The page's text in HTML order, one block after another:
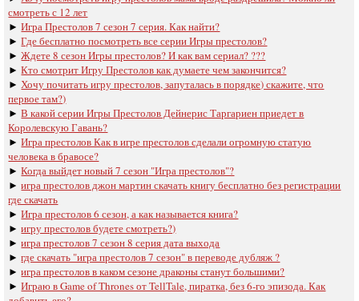
смотреть с 12 лет
►Игра Престолов 7 сезон 7 серия. Как найти?
►Где бесплатно посмотреть все серии Игры престолов?
►Ждете 8 сезон Игры престолов? И как вам сериал? ???
►Кто смотрит Игру Престолов как думаете чем закончится?
► Хочу почитать игру престолов, запуталась в порядке) скажите, что
первое там?)
►В какой серии Игры Престолов Дейнерис Таргариен приедет в
Королевскую Гавань?
►Игра престолов Как в игре престолов сделали огромную статую
человека в бравосе?
►Когда выйдет новый 7 сезон "Игра престолов"?
►игра престолов джон мартин скачать книгу бесплатно без регистрации
где скачать
►Игра престолов 6 сезон, а как называется книга?
►игру престолов будете смотреть?)
►игра престолов 7 сезон 8 серия дата выхода
►где скачать "игра престолов 7 сезон" в переводе дубляж ?
►игра престолов в каком сезоне драконы станут большими?
►Играю в Game of Thrones от TellTale, пиратка, без 6-го эпизода. Как